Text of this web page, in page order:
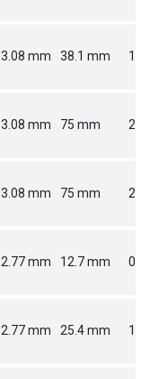
3.08 mm 38.1 mm
3.08 mm 75 mm
3.08 mm 75 mm
2.77 mm 12.7 mm
2.77 mm 25.4 mm 1